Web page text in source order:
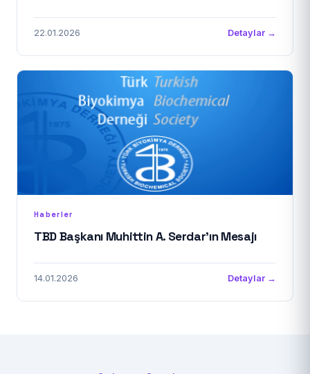
22.01.2026 Detaylar →
Haberler
TBD Başkanı Muhittin A. Serdar'ın Mesajı
14.01.2026 Detaylar →